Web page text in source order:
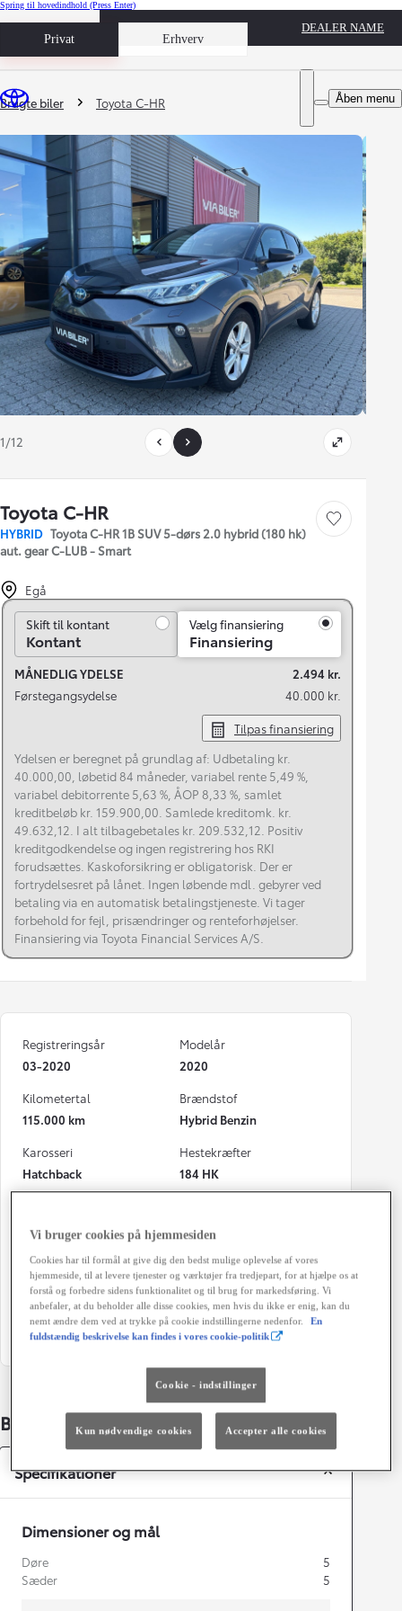
Spring til hovedindhold (Press Enter)
Privat Erhverv
Book prøvetur
DEALER NAME
Åben menu
Du er her
Brugte biler Toyota C-HR
1/12
Toyota C-HR
HYBRID Toyota C-HR 1B SUV 5-dørs 2.0 hybrid (180 hk)
aut. gear C-LUB - Smart
Gem bil
Egå
Skift til kontant
Skift til kontant
Kontant
Vælg finansiering
Finansiering
MÅNEDLIG YDELSE
2.494 kr.
Førstegangsydelse
40.000 kr.
Tilpas finansiering
Ydelsen er beregnet på grundlag af: Udbetaling kr.
40.000,00, løbetid 84 måneder, variabel rente 5,49 %,
variabel debitorrente 5,63 %, ÅOP 8,33 %, samlet
kreditbeløb kr. 159.900,00. Samlede kreditomk. kr.
49.632,12. I alt tilbagebetales kr. 209.532,12. Positiv
kreditgodkendelse og ingen registrering hos RKI
forudsættes. Kaskoforsikring er obligatorisk. Der er
fortrydelsesret på lånet. Ingen løbende mdl. gebyrer ved
betaling via en automatisk betalingstjeneste. Vi tager
forbehold for fejl, prisændringer og renteforhøjelser.
Finansiering via Toyota Financial Services A/S.
Registreringsår
03-2020
Modelår
2020
Kilometertal
115.000 km
Brændstof
Hybrid Benzin
Karosseri
Hatchback
Hestekræfter
184 HK
92 g/km
Automatisk gearkasse
Døre
Farve
Koksmetal
Grøn ejerafgift (årligt)
1.520 kr.
Bildetaljer
Specifikationer
Dimensioner og mål
Døre
5
Sæder
5
Vi bruger cookies på hjemmesiden
Cookies har til formål at give dig den bedst mulige oplevelse af vores
hjemmeside, til at levere tjenester og værktøjer fra tredjepart, for at hjælpe os at
forstå og forbedre sidens funktionalitet og til brug for markedsføring. Vi
anbefaler, at du beholder alle disse cookies, men hvis du ikke er enig, kan du
nemt ændre dem ved at trykke på cookie indstillingerne nedenfor.
En
fuldstændig beskrivelse kan findes i vores cookie-politik
Cookie - indstillinger
Kun nødvendige cookies Accepter alle cookies